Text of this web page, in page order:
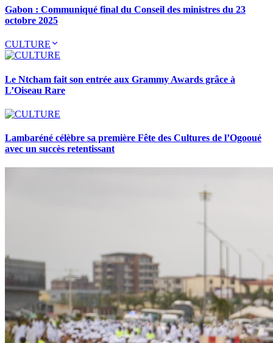
Gabon : Communiqué final du Conseil des ministres du 23
octobre 2025
CULTURE
Le Ntcham fait son entrée aux Grammy Awards grâce à
L’Oiseau Rare
Lambaréné célèbre sa première Fête des Cultures de l’Ogooué
avec un succès retentissant